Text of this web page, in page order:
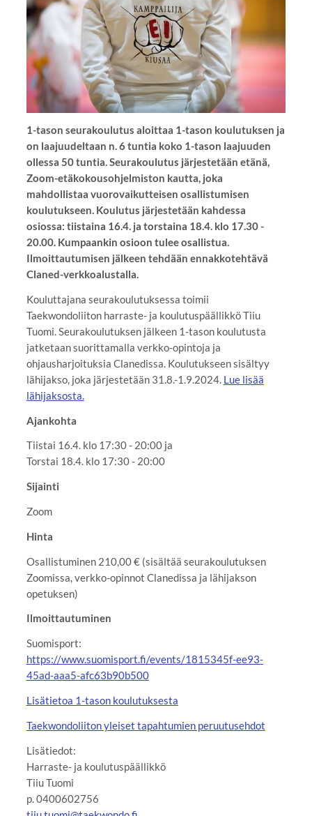
1-tason seurakoulutus aloittaa 1-tason koulutuksen ja
on laajuudeltaan n. 6 tuntia koko 1-tason laajuuden
ollessa 50 tuntia. Seurakoulutus järjestetään etänä,
Zoom-etäkokousohjelmiston kautta, joka
mahdollistaa vuorovaikutteisen osallistumisen
koulutukseen. Koulutus järjestetään kahdessa
osiossa: tiistaina 16.4. ja torstaina 18.4. klo 17.30 -
20.00. Kumpaankin osioon tulee osallistua.
Ilmoittautumisen jälkeen tehdään ennakkotehtävä
Claned-verkkoalustalla.
Kouluttajana seurakoulutuksessa toimii
Taekwondoliiton harraste- ja koulutuspäällikkö Tiiu
Tuomi. Seurakoulutuksen jälkeen 1-tason koulutusta
jatketaan suorittamalla verkko-opintoja ja
ohjausharjoituksia Clanedissa. Koulutukseen sisältyy
lähijakso, joka järjestetään 31.8.-1.9.2024. Lue lisää
lähijaksosta.
Ajankohta
Tiistai 16.4. klo 17:30 - 20:00 ja
Torstai 18.4. klo 17:30 - 20:00
Sijainti
Zoom
Hinta
Osallistuminen 210,00 € (sisältää seurakoulutuksen
Zoomissa, verkko-opinnot Clanedissa ja lähijakson
opetuksen)
Ilmoittautuminen
Suomisport:
https://www.suomisport.fi/events/1815345f-ee93-
45ad-aaa5-afc63b90b500
Lisätietoa 1-tason koulutuksesta
Taekwondoliiton yleiset tapahtumien peruutusehdot
Lisätiedot:
Harraste- ja koulutuspäällikkö
Tiiu Tuomi
p. 0400602756